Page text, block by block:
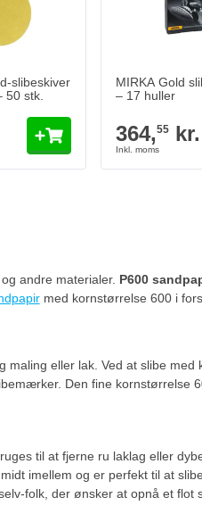
Læg i kurv
slibeskiver
50 stk.
MIRKA Gold
– 17 huller
364,55 kr.
andre materialer. P600
med kornstørrelse 600 i
eller lak. Ved at slibe med
Den fine kornstørrelse
til at fjerne ru laklag eller
imellem og er perfekt til at
folk, der ønsker at opnå et flot